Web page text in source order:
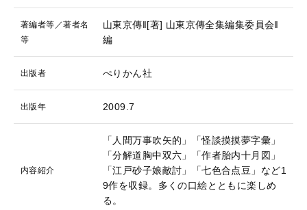
著編者等／著者名
等
山東京傳‖[著] 山東京傳全集編集委員会‖
編
出版者 ぺりかん社
出版年 2009.7
内容紹介
「人間万事吹矢的」「怪談摸摸夢字彙」
「分解道胸中双六」「作者胎内十月図」
「江戸砂子娘敵討」「七色合点豆」など1
9作を収録。多くの口絵とともに楽しめ
る。